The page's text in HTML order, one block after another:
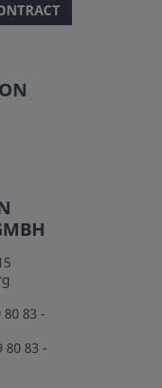
80 83 -
80 83 -